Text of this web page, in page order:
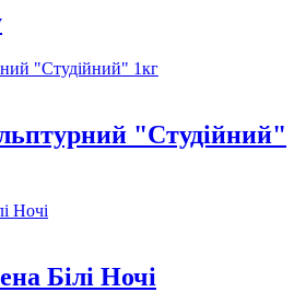
"Студійний"
Білі Ночі